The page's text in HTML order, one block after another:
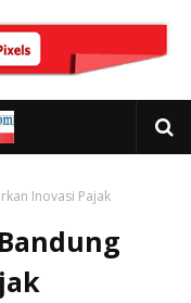
Inovasi Pajak